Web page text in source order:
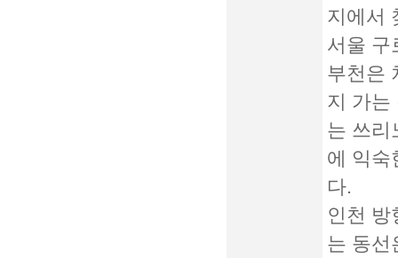
지에서
서울 구
부천은
지 가는
는 쓰리
에 익숙
다.
인천 방
는 동선